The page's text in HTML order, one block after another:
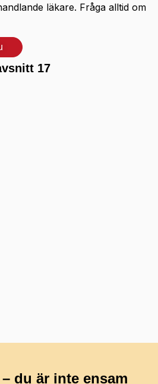
läkare. Fråga alltid om
17
du är inte ensam